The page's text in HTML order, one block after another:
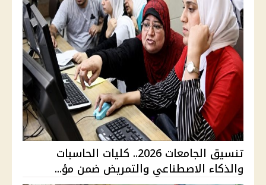
تنسيق الجامعات 2026.. كليات الحاسبات
والذكاء الاصطناعي والتمريض ضمن مؤ...